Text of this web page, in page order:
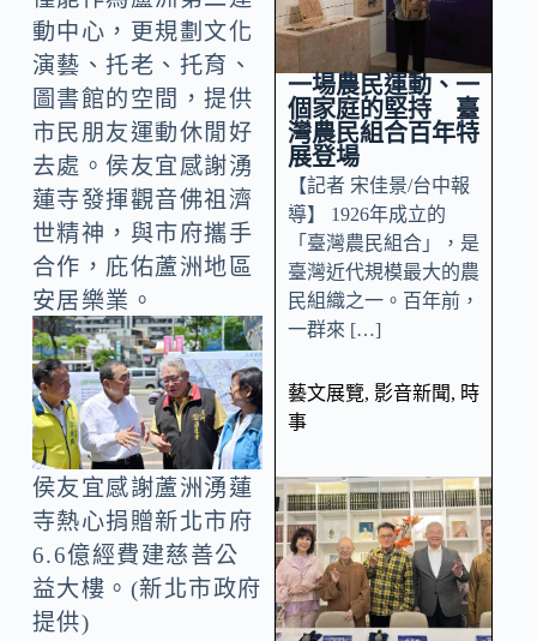
動中心，更規劃文化
演藝、托老、托育、
圖書館的空間，提供
市民朋友運動休閒好
去處。侯友宜感謝湧
蓮寺發揮觀音佛祖濟
世精神，與市府攜手
合作，庇佑蘆洲地區
安居樂業。
侯友宜感謝蘆洲湧蓮
寺熱心捐贈新北市府
6.6億經費建慈善公
益大樓。(新北市政府
提供)
一場農民運動、一
個家庭的堅持 臺
灣農民組合百年特
展登場
【記者 宋佳景/台中報
導】 1926年成立的
「臺灣農民組合」，是
臺灣近代規模最大的農
民組織之一。百年前，
一群來 […]
藝文展覽, 影音新聞, 時
事